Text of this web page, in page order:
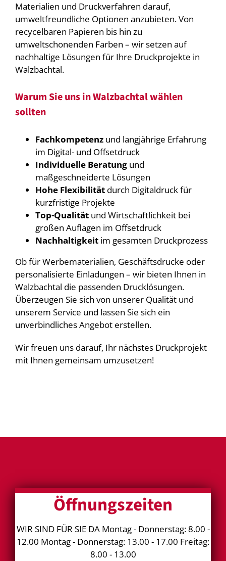
Materialien und Druckverfahren darauf,
umweltfreundliche Optionen anzubieten. Von
recycelbaren Papieren bis hin zu
umweltschonenden Farben – wir setzen auf
nachhaltige Lösungen für Ihre Druckprojekte in
Walzbachtal.
Warum Sie uns in Walzbachtal wählen
sollten
Fachkompetenzund langjährige Erfahrung
im Digital- und Offsetdruck
Individuelle Beratungund
maßgeschneiderte Lösungen
Hohe Flexibilitätdurch Digitaldruck für
kurzfristige Projekte
Top-Qualitätund Wirtschaftlichkeit bei
großen Auflagen im Offsetdruck
Nachhaltigkeitim gesamten Druckprozess
Ob für Werbematerialien, Geschäftsdrucke oder
personalisierte Einladungen – wir bieten Ihnen in
Walzbachtal die passenden Drucklösungen.
Überzeugen Sie sich von unserer Qualität und
unserem Service und lassen Sie sich ein
unverbindliches Angebot erstellen.
Wir freuen uns darauf, Ihr nächstes Druckprojekt
mit Ihnen gemeinsam umzusetzen!
Öffnungszeiten
WIR SIND FÜR SIE DA Montag - Donnerstag: 8.00 -
12.00 Montag - Donnerstag: 13.00 - 17.00 Freitag:
8.00 - 13.00